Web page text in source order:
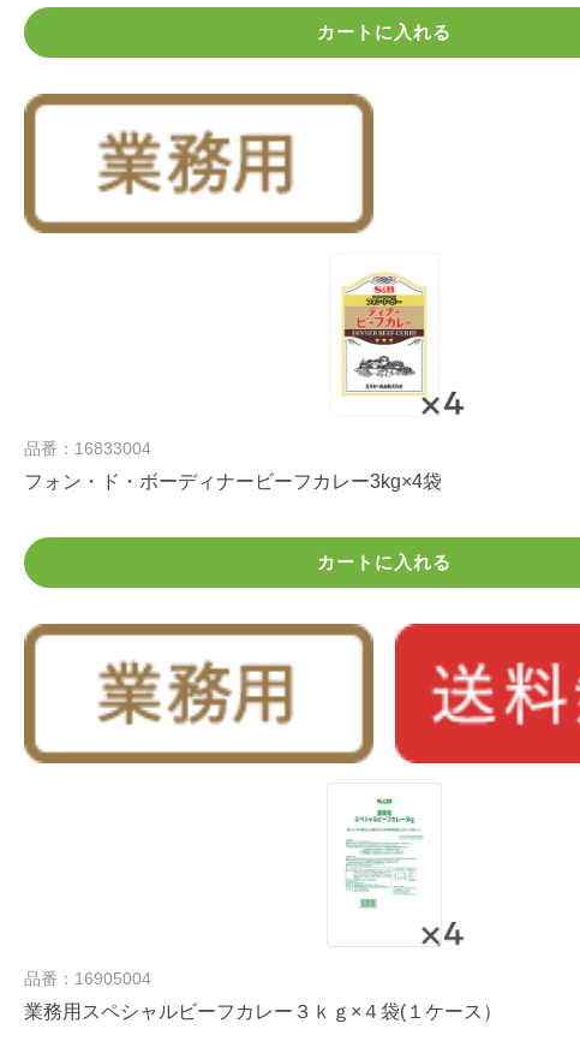
カートに入れる
品番：16833004
フォン・ド・ボーディナービーフカレー3kg×4袋
カートに入れる
品番：16905004
業務用スペシャルビーフカレー３ｋｇ×４袋(１ケース）